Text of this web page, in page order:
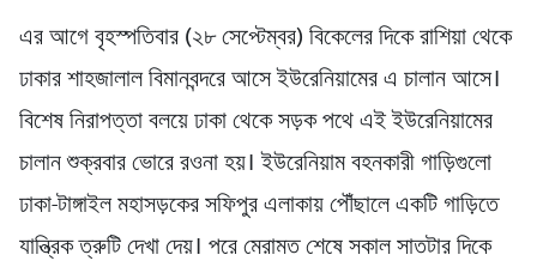
এর আগে বৃহস্পতিবার (২৮ সেপ্টেম্বর) বিকেলের দিকে রাশিয়া থেকে
ঢাকার শাহজালাল বিমানবন্দরে আসে ইউরেনিয়ামের এ চালান আসে।
বিশেষ নিরাপত্তা বলয়ে ঢাকা থেকে সড়ক পথে এই ইউরেনিয়ামের
চালান শুক্রবার ভোরে রওনা হয়। ইউরেনিয়াম বহনকারী গাড়িগুলো
ঢাকা-টাঙ্গাইল মহাসড়কের সফিপুর এলাকায় পৌঁছালে একটি গাড়িতে
যান্ত্রিক ত্রুটি দেখা দেয়। পরে মেরামত শেষে সকাল সাতটার দিকে